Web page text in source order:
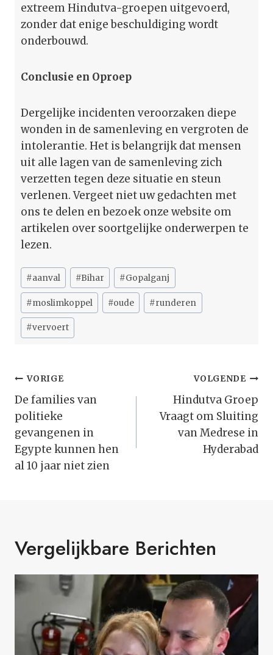
extreem Hindutva-groepen uitgevoerd,
zonder dat enige beschuldiging wordt
onderbouwd.
Conclusie en Oproep
Dergelijke incidenten veroorzaken diepe
wonden in de samenleving en vergroten de
intolerantie. Het is belangrijk dat mensen
uit alle lagen van de samenleving zich
verzetten tegen deze situatie en steun
verlenen. Vergeet niet uw gedachten met
ons te delen en bezoek onze website om
artikelen over soortgelijke onderwerpen te
lezen.
Bericht
tags:
#aanval #Bihar #Gopalganj
#moslimkoppel #oude #runderen
#vervoert
Bericht
Navigatie
VORIGE
De families van
politieke
gevangenen in
Egypte kunnen hen
al 10 jaar niet zien
VOLGENDE
Hindutva Groep
Vraagt om Sluiting
van Medrese in
Hyderabad
Vergelijkbare Berichten